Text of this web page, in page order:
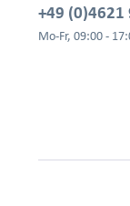
+49 (0)4621
Mo-Fr, 09:00 -